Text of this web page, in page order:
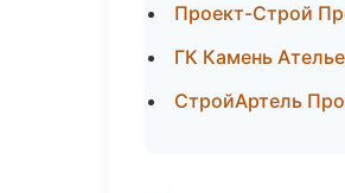
Проект-Строй
ГК Камень
СтройАртель